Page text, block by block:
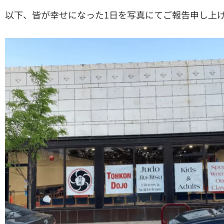
以下、皆が幸せになった1日を写真にてご報告申し上